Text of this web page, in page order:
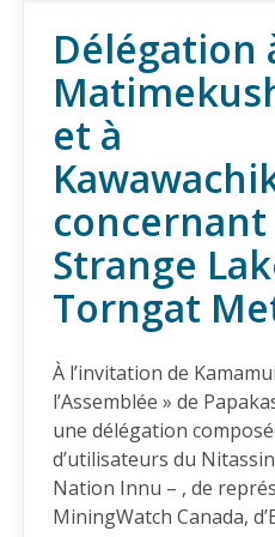
défense et les minéraux
18.03.2026
COMMUNIQUÉ
PL11 sur l’allègement
profits miniers, pas de
COMMUNIQUÉ
La société civile et le
à l'entreprise canadienne
définitivement fin à son
Équateur
20.11.2025
AMI(E)S DE MINES ALERTE
Accélérer les yeux fermés:
Délégation
et à
Strange
Torngat
À l’invitation de
l’Assemblée » de
une délégation
d’utilisateurs du
Nation Innu – , de
MiningWatch Canada,